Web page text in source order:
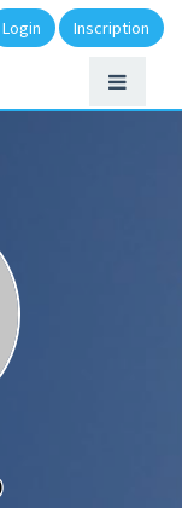
Login Inscription